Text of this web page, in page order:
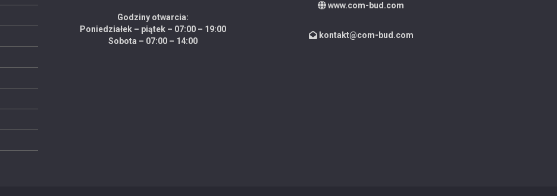
Godziny otwarcia:
Poniedziałek – piątek – 07:00 – 19:00
Sobota – 07:00 – 14:00
www.com-bud.com
kontakt@com-bud.com